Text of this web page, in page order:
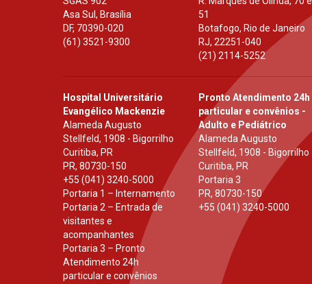
Asa Sul, Brasília
DF, 70390-020
(61) 3521-9300
51
Botafogo, Rio de Janeiro
RJ,22251-040
(21) 2114-5252
Hospital Universitário
Evangélico Mackenzie
Alameda Augusto
Stellfeld, 1908 - Bigorrilho
Curitiba, PR
PR, 80730-150
+55 (041) 3240-5000
Portaria 1 – Internamento
Portaria 2 – Entrada de
visitantes e
acompanhantes
Portaria 3 – Pronto
Atendimento 24h
particular e convênios
Pronto Atendimento 24h
particular e convênios -
Adulto e Pediátrico
Alameda Augusto
Stellfeld, 1908 - Bigorrilho
Curitiba, PR
Portaria 3
PR,80730-150
+55 (041) 3240-5000